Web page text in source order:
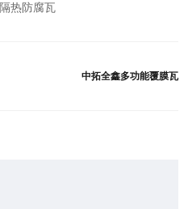
隔热防腐瓦
中拓全鑫多功能覆膜瓦